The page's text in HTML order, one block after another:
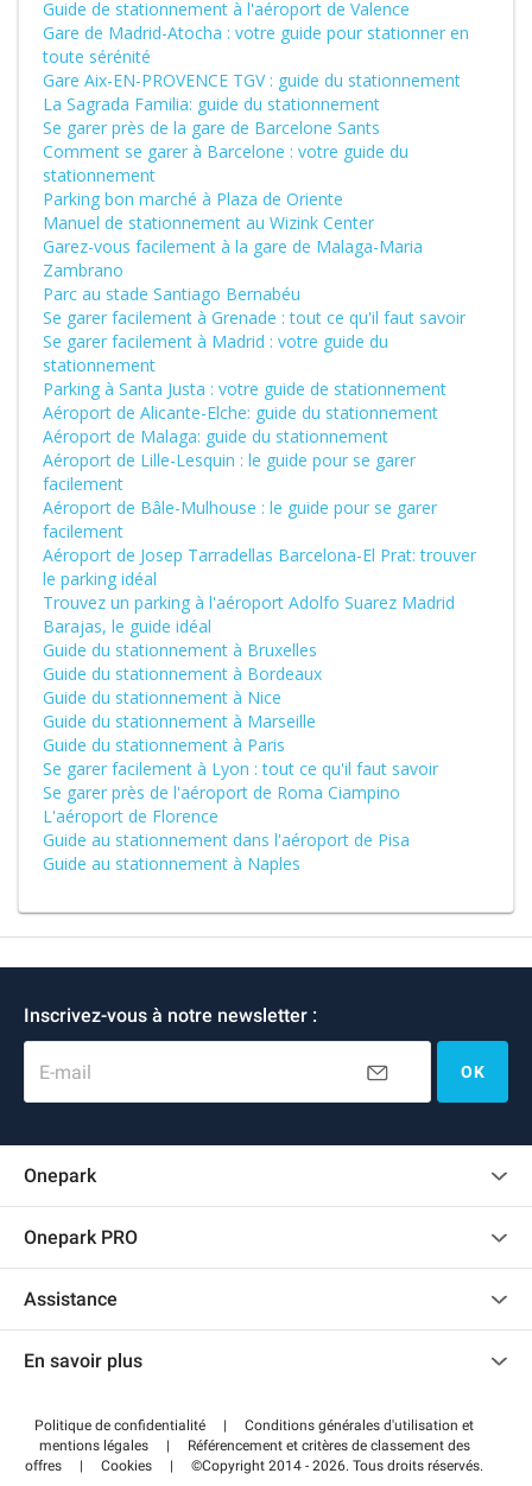
Guide de stationnement à l'aéroport de Valence
Gare de Madrid-Atocha : votre guide pour stationner en
toute sérénité
Gare Aix-EN-PROVENCE TGV : guide du stationnement
La Sagrada Familia: guide du stationnement
Se garer près de la gare de Barcelone Sants
Comment se garer à Barcelone : votre guide du
stationnement
Parking bon marché à Plaza de Oriente
Manuel de stationnement au Wizink Center
Garez-vous facilement à la gare de Malaga-Maria
Zambrano
Parc au stade Santiago Bernabéu
Se garer facilement à Grenade : tout ce qu'il faut savoir
Se garer facilement à Madrid : votre guide du
stationnement
Parking à Santa Justa : votre guide de stationnement
Aéroport de Alicante-Elche: guide du stationnement
Aéroport de Malaga: guide du stationnement
Aéroport de Lille-Lesquin : le guide pour se garer
facilement
Aéroport de Bâle-Mulhouse : le guide pour se garer
facilement
Aéroport de Josep Tarradellas Barcelona-El Prat: trouver
le parking idéal
Trouvez un parking à l'aéroport Adolfo Suarez Madrid
Barajas, le guide idéal
Guide du stationnement à Bruxelles
Guide du stationnement à Bordeaux
Guide du stationnement à Nice
Guide du stationnement à Marseille
Guide du stationnement à Paris
Se garer facilement à Lyon : tout ce qu'il faut savoir
Se garer près de l'aéroport de Roma Ciampino
L'aéroport de Florence
Guide au stationnement dans l'aéroport de Pisa
Guide au stationnement à Naples
Inscrivez-vous à notre newsletter :
E-mail OK
Onepark
Recrutement
Onepark PRO
Accéder à mon espace partenaire
Assistance
Centre d'aide
Régler votre stationnement FLOW
En savoir plus
Wiki
Guide du stationnement
Politique de confidentialité |
Conditions générales d'utilisation et
mentions légales
|
Référencement et critères de classement des
offres
| Cookies | ©Copyright 2014 - 2026. Tous droits réservés.